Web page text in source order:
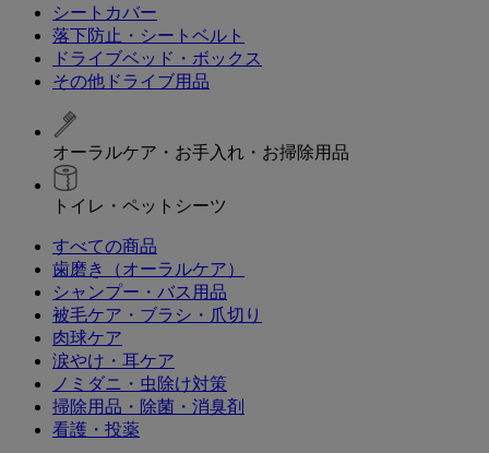
シートカバー
落下防止・シートベルト
ドライブベッド・ボックス
その他ドライブ用品
オーラルケア・お手入れ・お掃除用品
トイレ・ペットシーツ
すべての商品
歯磨き（オーラルケア）
シャンプー・バス用品
被毛ケア・ブラシ・爪切り
肉球ケア
涙やけ・耳ケア
ノミダニ・虫除け対策
掃除用品・除菌・消臭剤
看護・投薬